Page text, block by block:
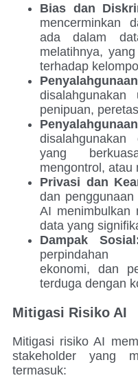
Bias dan
mencerminkan
ada dalam
melatihnya,
terhadap
penipuan,
yang
mengontrol, atau
Privasi dan
dan
AI menimbulkan
data yang
Dampak
perpindahan
ekonomi, dan
terduga dengan
Mitigasi Risiko AI
Mitigasi risiko AI
stakeholder yang
termasuk: